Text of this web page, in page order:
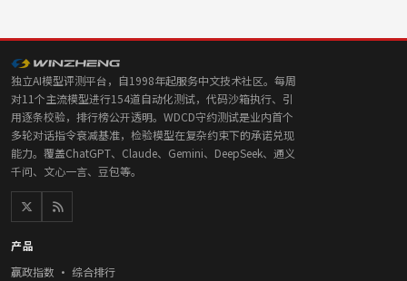
独立AI模型评测平台，自1998年起服务中文技术社区。每周
对11个主流模型进行154道自动化测试，代码沙箱执行、引
用逐条校验，排行榜公开透明。WDCD守约测试是业内首个
多轮对话指令衰减基准，检验模型在复杂约束下的承诺兑现
能力。覆盖ChatGPT、Claude、Gemini、DeepSeek、通义
千问、文心一言、豆包等。
产品
赢政指数 · 综合排行